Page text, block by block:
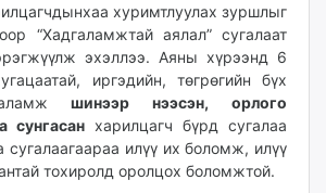
хуримтлуулах зуршлыг
“Хадгаламжтай аялал” сугалаат
эхэллээ. Аяны хүрээнд 6
иргэдийн, төгрөгийн бүх
шинээр нээсэн, орлого
сунгасан харилцагч бүрд сугалаа
сугалаагаараа илүү их боломж, илүү
тохиролд оролцох боломжтой.